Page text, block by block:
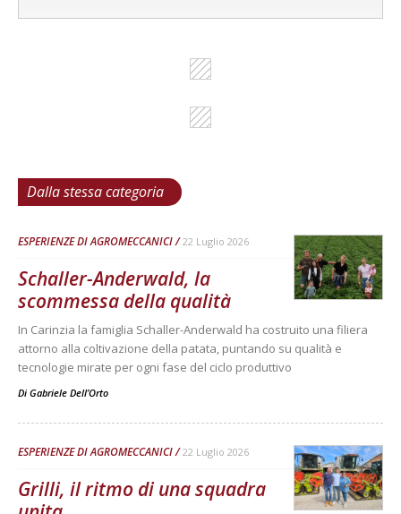
Dalla stessa categoria
ESPERIENZE DI AGROMECCANICI 22 Luglio 2026
Schaller-Anderwald, la
scommessa della qualità
In Carinzia la famiglia Schaller-Anderwald ha costruito una filiera
attorno alla coltivazione della patata, puntando su qualità e
tecnologie mirate per ogni fase del ciclo produttivo
Di Gabriele Dell’Orto
ESPERIENZE DI AGROMECCANICI 22 Luglio 2026
Grilli, il ritmo di una squadra